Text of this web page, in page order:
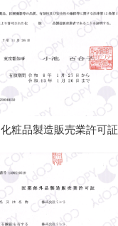
化粧品製造販売業許可証